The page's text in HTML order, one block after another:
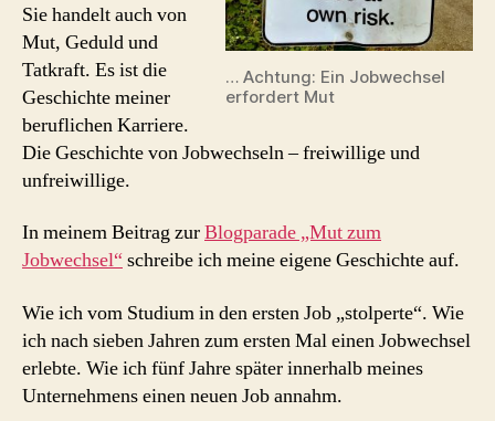
… Achtung: Ein Jobwechsel
erfordert Mut
Sie handelt auch von
Mut, Geduld und
Tatkraft. Es ist die
Geschichte meiner
beruflichen Karriere.
Die Geschichte von Jobwechseln – freiwillige und
unfreiwillige.
In meinem Beitrag zurBlogparade „Mut zum
Jobwechsel“schreibe ich meine eigene Geschichte auf.
Wie ich vom Studium in den ersten Job „stolperte“. Wie
ich nach sieben Jahren zum ersten Mal einen Jobwechsel
erlebte. Wie ich fünf Jahre später innerhalb meines
Unternehmens einen neuen Job annahm.